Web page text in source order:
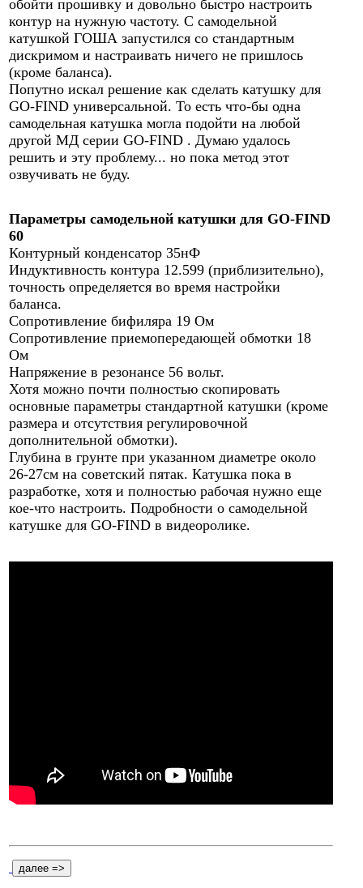
обойти прошивку и довольно быстро настроить
контур на нужную частоту. С самодельной
катушкой ГОША запустился со стандартным
дискримом и настраивать ничего не пришлось
(кроме баланса).
Попутно искал решение как сделать катушку для
GO-FIND универсальной. То есть что-бы одна
самодельная катушка могла подойти на любой
другой МД серии GO-FIND . Думаю удалось
решить и эту проблему... но пока метод этот
озвучивать не буду.
Параметры самодельной катушки для GO-FIND
60
Контурный конденсатор 35нФ
Индуктивность контура 12.599 (приблизительно),
точность определяется во время настройки
баланса.
Сопротивление бифиляра 19 Ом
Сопротивление приемопередающей обмотки 18
Ом
Напряжение в резонансе 56 вольт.
Хотя можно почти полностью скопировать
основные параметры стандартной катушки (кроме
размера и отсутствия регулировочной
дополнительной обмотки).
Глубина в грунте при указанном диаметре около
26-27см на советский пятак. Катушка пока в
разработке, хотя и полностью рабочая нужно еще
кое-что настроить. Подробности о самодельной
катушке для GO-FIND в видеоролике.